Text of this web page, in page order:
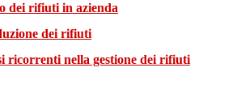
dei rifiuti in azienda
dei rifiuti
ricorrenti nella gestione dei rifiuti